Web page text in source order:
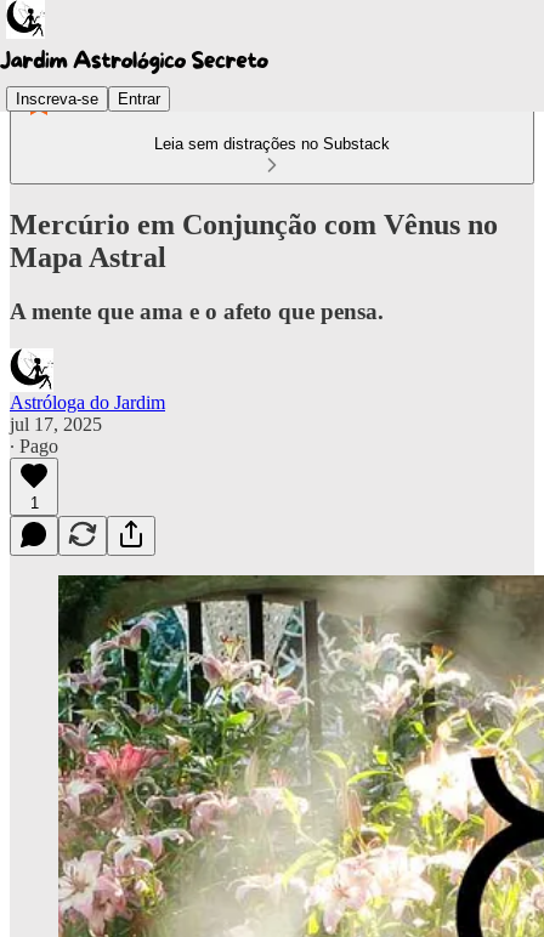
Inscreva-se Entrar
Leia sem distrações no Substack
Mercúrio em Conjunção com Vênus no
Mapa Astral
A mente que ama e o afeto que pensa.
Astróloga do Jardim
jul 17, 2025
∙ Pago
1